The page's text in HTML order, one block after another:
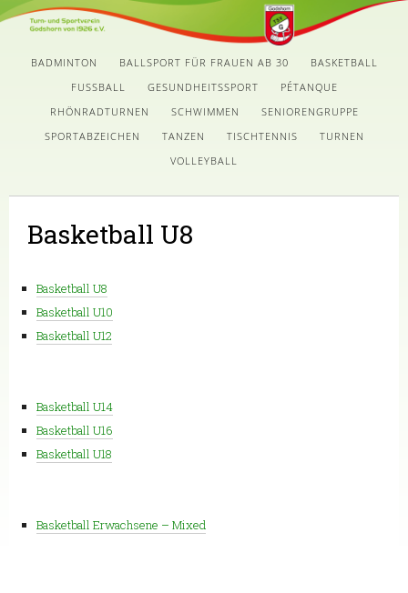
BADMINTON BALLSPORT FÜR FRAUEN AB 30
BASKETBALL
FUSSBALL
GESUNDHEITSSPORT
PÉTANQUE
RHÖNRADTURNEN
SCHWIMMEN
SENIORENGRUPPE
SPORTABZEICHEN
TANZEN TISCHTENNIS
TURNEN
VOLLEYBALL
Basketball U8
Basketball U8
Basketball U10
Basketball U12
Basketball U14
Basketball U16
Basketball U18
Basketball Erwachsene – Mixed